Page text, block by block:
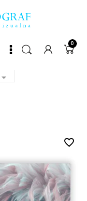
0

favorite_border